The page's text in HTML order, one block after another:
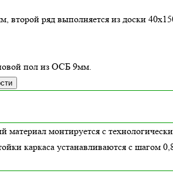
второй ряд выполняется из доски
пол из ОСБ 9мм.
монтируется с
каркаса устанавливаются с шагом